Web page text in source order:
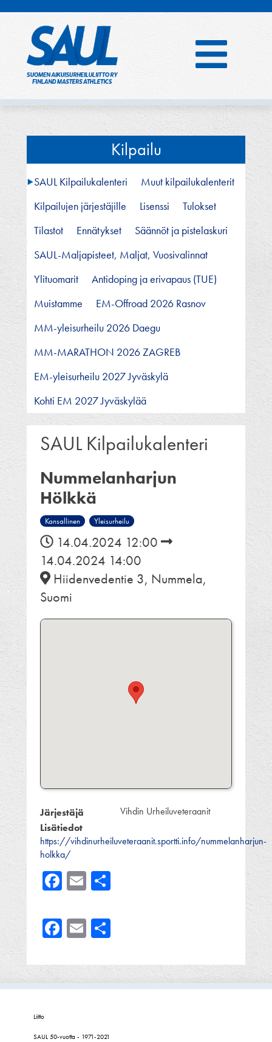
Kilpailu
SAUL Kilpailukalenteri
Muut kilpailukalenterit
Kilpailujen järjestäjille
Lisenssi
Tulokset
Tilastot
Ennätykset
Säännöt ja pistelaskuri
SAUL-Maljapisteet, Maljat, Vuosivalinnat
Ylituomarit
Antidoping ja erivapaus (TUE)
Muistamme
EM-Offroad 2026 Rasnov
MM-yleisurheilu 2026 Daegu
MM-MARATHON 2026 ZAGREB
EM-yleisurheilu 2027 Jyväskylä
Kohti EM 2027 Jyväskylää
SAUL Kilpailukalenteri
Nummelanharjun
Hölkkä
Kansallinen Yleisurheilu
14.04.2024 12:00
14.04.2024 14:00
Hiidenvedentie 3, Nummela,
Suomi
Järjestäjä
Vihdin Urheiluveteraanit
Lisätiedot
https://vihdinurheiluveteraanit.sportti.info/nummelanharjun-
holkka/
Facebook
Email
Facebook
Email
Liitto
SAUL 50-vuotta - 1971-2021